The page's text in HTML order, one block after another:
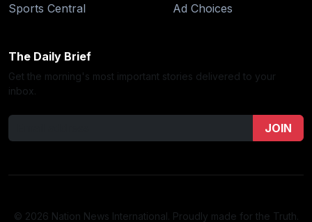
Sports Central
Ad Choices
The Daily Brief
Get the morning's most important stories delivered to your
inbox.
JOIN
© 2026 Nation News International. Proudly made for the Truth.